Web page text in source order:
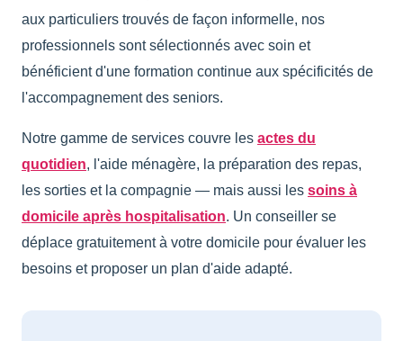
aux particuliers trouvés de façon informelle, nos
professionnels sont sélectionnés avec soin et
bénéficient d'une formation continue aux spécificités de
l'accompagnement des seniors.
Notre gamme de services couvre les actes du
quotidien, l'aide ménagère, la préparation des repas,
les sorties et la compagnie — mais aussi les soins à
domicile après hospitalisation. Un conseiller se
déplace gratuitement à votre domicile pour évaluer les
besoins et proposer un plan d'aide adapté.